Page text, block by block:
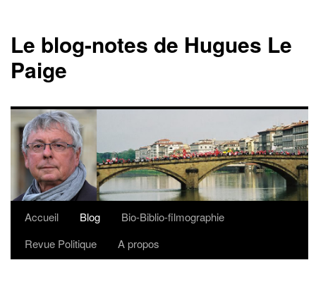
Le blog-notes de Hugues Le
Paige
Aller
Accueil Blog
Bio-Biblio-filmographie
Revue Politique
A propos